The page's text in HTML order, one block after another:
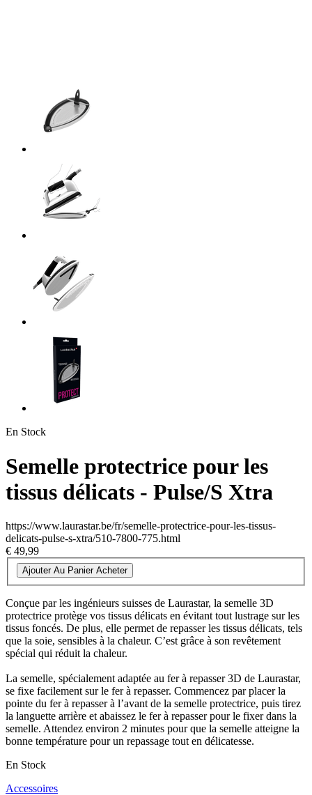
En Stock
Semelle protectrice pour les
tissus délicats - Pulse/S Xtra
https://www.laurastar.be/fr/semelle-protectrice-pour-les-tissus-
delicats-pulse-s-xtra/510-7800-775.html
€ 49,99
Ajouter Au Panier Acheter
Conçue par les ingénieurs suisses de Laurastar, la semelle 3D
protectrice protège vos tissus délicats en évitant tout lustrage sur les
tissus foncés. De plus, elle permet de repasser les tissus délicats, tels
que la soie, sensibles à la chaleur. C’est grâce à son revêtement
spécial qui réduit la chaleur.
La semelle, spécialement adaptée au fer à repasser 3D de Laurastar,
se fixe facilement sur le fer à repasser. Commencez par placer la
pointe du fer à repasser à l’avant de la semelle protectrice, puis tirez
la languette arrière et abaissez le fer à repasser pour le fixer dans la
semelle. Attendez environ 2 minutes pour que la semelle atteigne la
bonne température pour un repassage tout en délicatesse.
En Stock
Accessoires